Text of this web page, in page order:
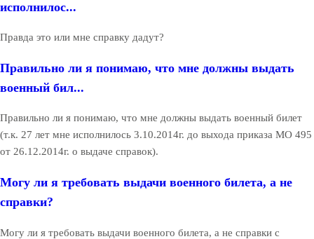
исполнилос...
Правда это или мне справку дадут?
Правильно ли я понимаю, что мне должны выдать
военный бил...
Правильно ли я понимаю, что мне должны выдать военный билет
(т.к. 27 лет мне исполнилось 3.10.2014г. до выхода приказа МО 495
от 26.12.2014г. о выдаче справок).
Могу ли я требовать выдачи военного билета, а не
справки?
Могу ли я требовать выдачи военного билета, а не справки с